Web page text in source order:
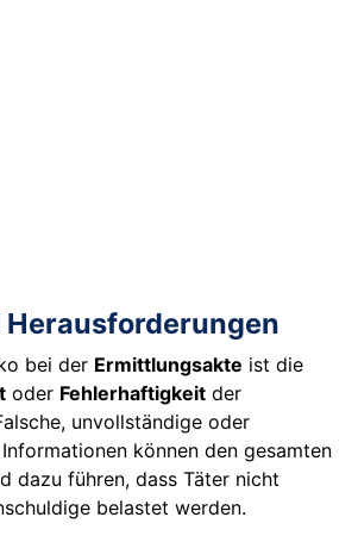
Herausforderungen
bei der Ermittlungsakte ist die
oder Fehlerhaftigkeit der
unvollständige oder
können den gesamten
dazu führen, dass Täter nicht
belastet werden.